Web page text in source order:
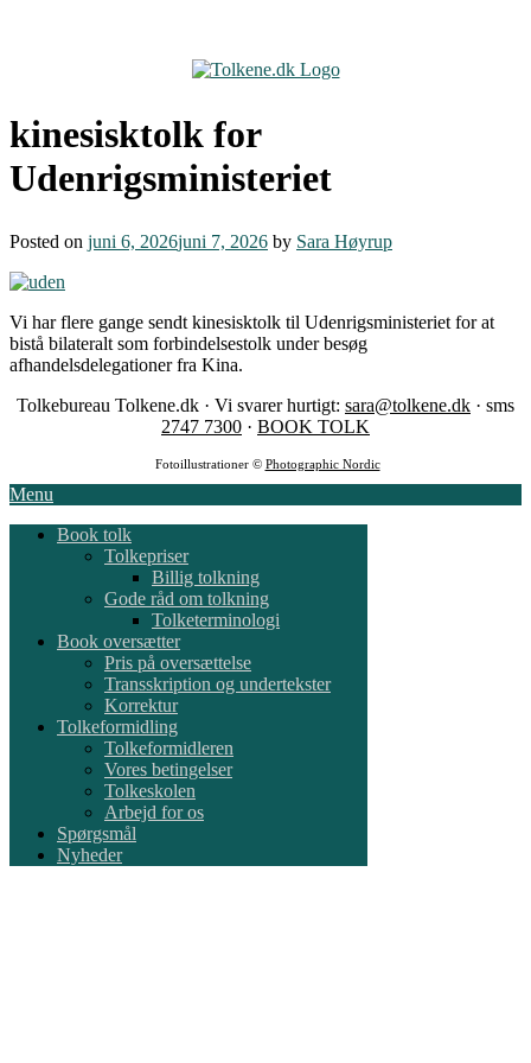
kinesisktolk for
Udenrigsministeriet
Posted on juni 6, 2026juni 7, 2026 by Sara Høyrup
Vi har flere gange sendt kinesisktolk til Udenrigsministeriet for at
bistå bilateralt som forbindelsestolk under besøg
afhandelsdelegationer fra Kina.
Tolkebureau Tolkene.dk · Vi svarer hurtigt: sara@tolkene.dk · sms
2747 7300 · BOOK TOLK
Fotoillustrationer © Photographic Nordic
Menu
Book tolk
Tolkepriser
Billig tolkning
Gode råd om tolkning
Tolketerminologi
Book oversætter
Pris på oversættelse
Transskription og undertekster
Korrektur
Tolkeformidling
Tolkeformidleren
Vores betingelser
Tolkeskolen
Arbejd for os
Spørgsmål
Nyheder